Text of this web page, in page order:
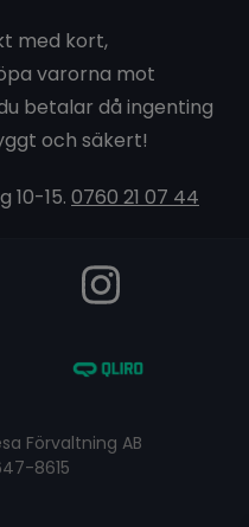
med kort,
varorna mot
betalar då ingenting
och säkert!
10-15. 0760 21 07 44
Förvaltning AB
8615